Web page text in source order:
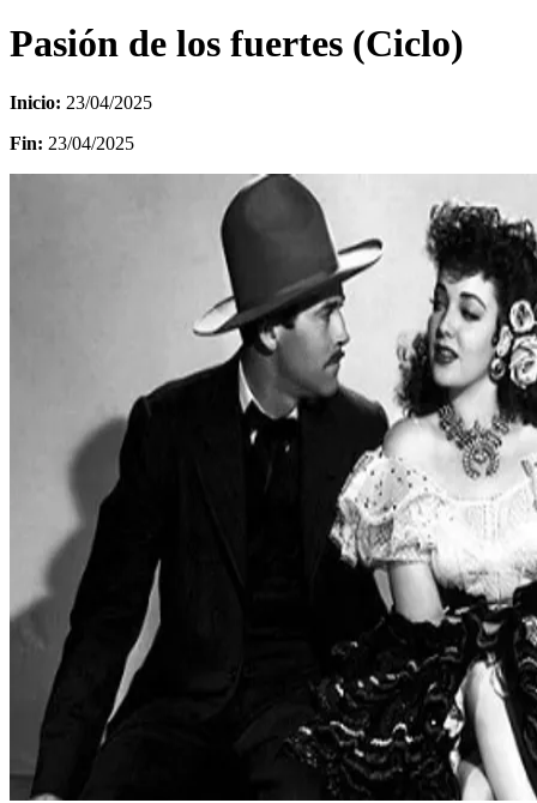
Pasión de los fuertes (Ciclo)
Inicio: 23/04/2025
Fin: 23/04/2025